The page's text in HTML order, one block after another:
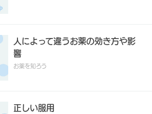
人によって違うお薬の効き方や影
響
お薬を知ろう
正しい服用